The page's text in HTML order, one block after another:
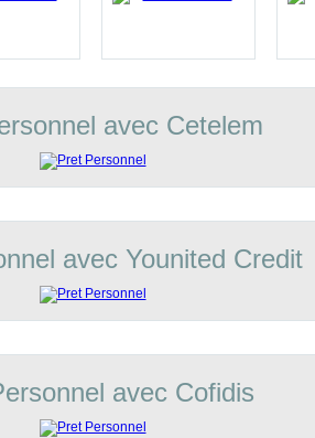
avec Cetelem
avec Younited Credit
avec Cofidis